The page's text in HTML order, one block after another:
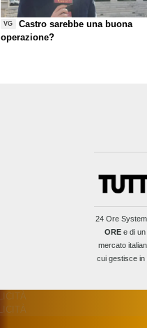
VG
Castro sarebbe una buona
operazione?
24 Ore System
OREe di un
mercato
cui gestisce in